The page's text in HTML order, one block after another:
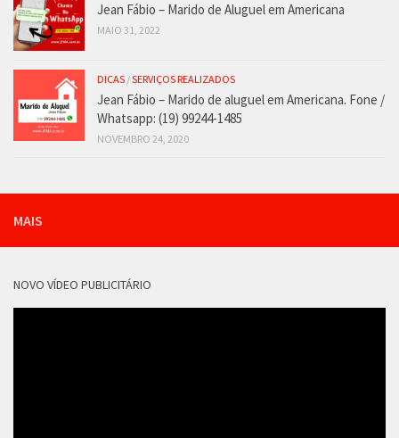
Jean Fábio – Marido de Aluguel em Americana
MAIO 31, 2022
DICAS /SERVIÇOS REALIZADOS
Jean Fábio – Marido de aluguel em Americana. Fone /
Whatsapp: (19) 99244-1485
NOVEMBRO 24, 2020
MAIS
NOVO VÍDEO PUBLICITÁRIO